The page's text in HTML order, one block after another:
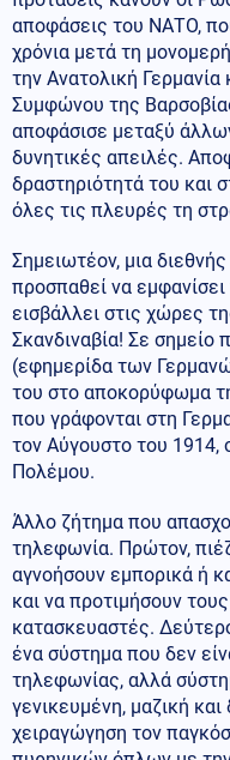
αποφάσεις του ΝΑΤΟ,
χρόνια μετά τη
την Ανατολική
Συμφώνου της
αποφάσισε μεταξύ
δυνητικές απειλές.
δραστηριότητά του και
όλες τις πλευρές τη
Σημειωτέον, μια
προσπαθεί να
εισβάλλει στις χώρες
Σκανδιναβία! Σε
(εφημερίδα των
του στο αποκορύφωμα
που γράφονται στη
τον Αύγουστο του 1914,
Πολέμου.
Άλλο ζήτημα που
τηλεφωνία. Πρώτον,
αγνοήσουν εμπορικά ή
και να προτιμήσουν
κατασκευαστές.
ένα σύστημα που δεν
τηλεφωνίας, αλλά
γενικευμένη, μαζική
χειραγώγηση τον